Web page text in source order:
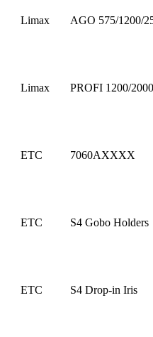
Limax AGO 575/1200/
Limax PROFI 1200/
ETC 7060AXXXX
ETC S4 Gobo Holders
ETC S4 Drop-in Iris